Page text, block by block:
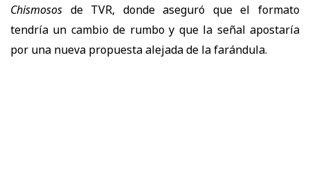
Chismosos de TVR, donde aseguró que el formato
tendría un cambio de rumbo y que la señal apostaría
por una nueva propuesta alejada de la farándula.